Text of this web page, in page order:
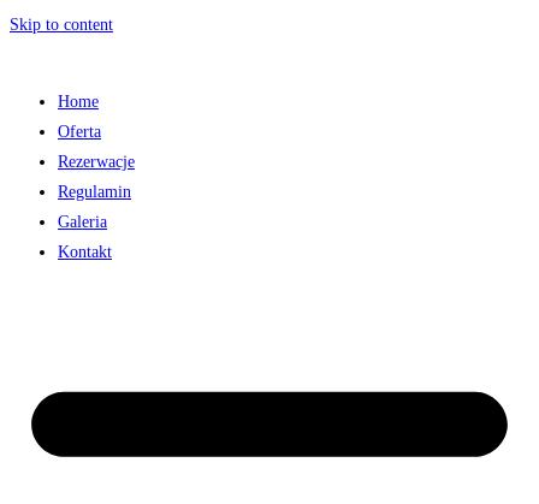
Skip to content
Home
Oferta
Rezerwacje
Regulamin
Galeria
Kontakt